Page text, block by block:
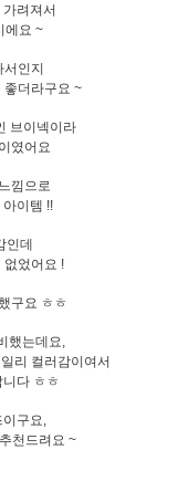
려져서
에요 ~
인지
좋더라구요 ~
브이넥이라
였어요
낌으로
아이템 !!
인데
없었어요 !
구요 ㅎㅎ
했는데요,
리 컬러감이여서
다 ㅎㅎ
구요,
천드려요 ~